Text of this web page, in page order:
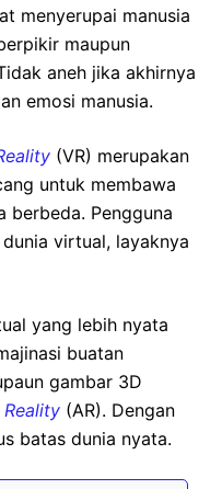
menyerupai manusia
maupun
aneh jika akhirnya
emosi manusia.
(VR) merupakan
untuk membawa
berbeda. Pengguna
virtual, layaknya
yang lebih nyata
buatan
gambar 3D
(AR). Dengan
batas dunia nyata.